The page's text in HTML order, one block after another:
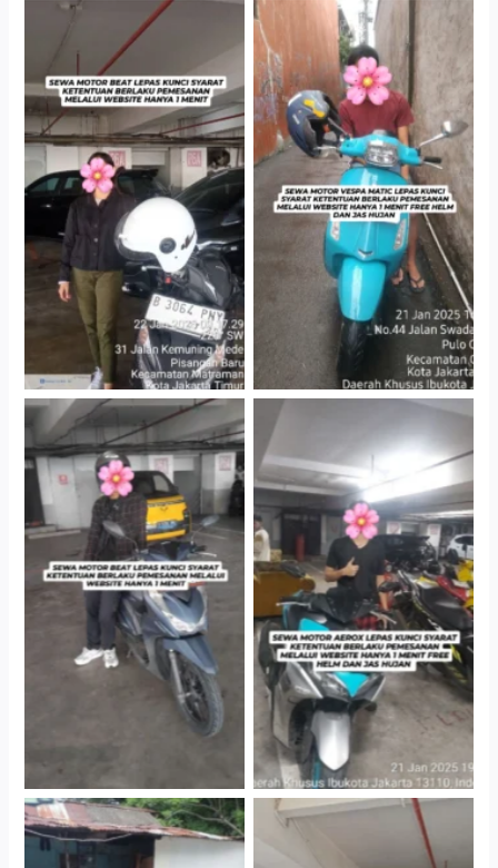
Cityplaza Jatinegara
Gedung Parkir P6A
Antar Jemput Kendaraan
Cityplaza Jatinegara
Gedung Parkir P6A
Cityplaza Jatinegara
Gedung Parkir P6A